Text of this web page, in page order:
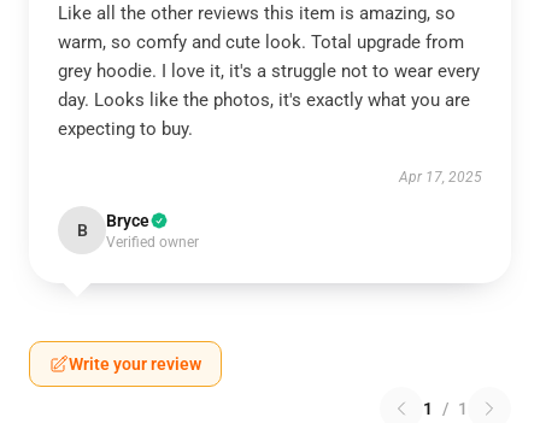
Like all the other reviews this item is amazing, so
warm, so comfy and cute look. Total upgrade from
grey hoodie. I love it, it's a struggle not to wear every
day. Looks like the photos, it's exactly what you are
expecting to buy.
Apr 17, 2025
B Bryce
Verified owner
Write your review
1 / 1